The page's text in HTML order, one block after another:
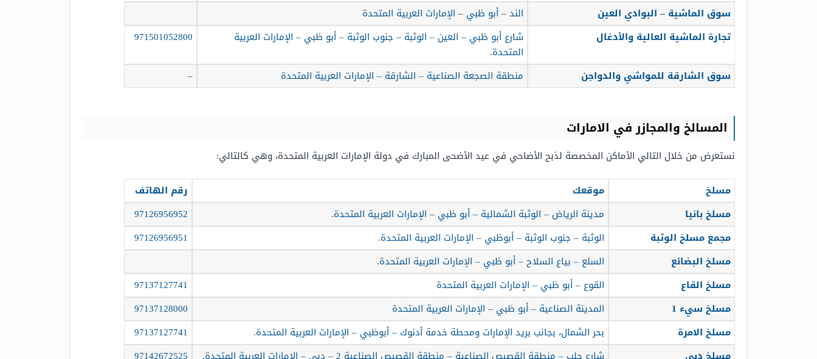
سوق الماشية – البوادي العين
الند – أبو ظبي – الإمارات العربية المتحدة
تجارة الماشية العالية والأدغال
شارع أبو ظبي – العين – الوثبة – جنوب الوثبة – أبو ظبي – الإمارات العربية
المتحدة.
971501052800
سوق الشارقة للمواشي والدواجن منطقة الصجعة الصناعية – الشارقة – الإمارات العربية المتحدة –
المسالخ والمجازر في الامارات
نستعرض من خلال التالي الأماكن المخصصة لذبح الأضاحي في عيد الأضحى المبارك في دولة الإمارات العربية المتحدة، وهي كالتالي:
مسلخ موقعك
رقم الهاتف
مسلخ بانيا
مدينة الرياض – الوثبة الشمالية – أبو ظبي – الإمارات العربية المتحدة.
97126956952
مجمع مسلخ الوثبة
الوثبة – جنوب الوثبة – أبوظبي – الإمارات العربية المتحدة.
97126956951
مسلخ البضائع
السلع – بياع السلاح – أبو ظبي – الإمارات العربية المتحدة.
مسلخ القاع
القوع – أبو ظبي – الإمارات العربية المتحدة
97137127741
مسلخ سيء 1
المدينة الصناعية – أبو ظبي – الإمارات العربية المتحدة
97137128000
مسلخ الامرة
بحر الشمال، بجانب بريد الإمارات ومحطة خدمة أدنوك – أبوظبي – الإمارات العربية المتحدة.
97137127741